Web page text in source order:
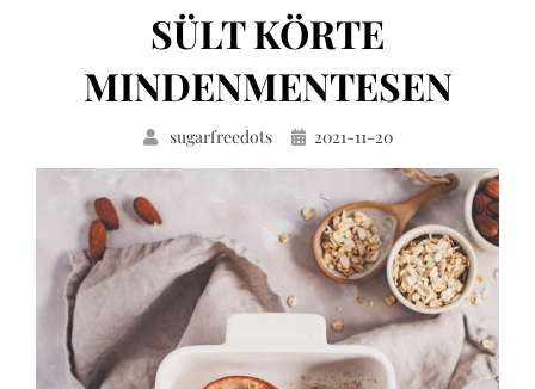
SÜLT KÖRTE
MINDENMENTESEN
sugarfreedots Közzétéve
2021-11-20